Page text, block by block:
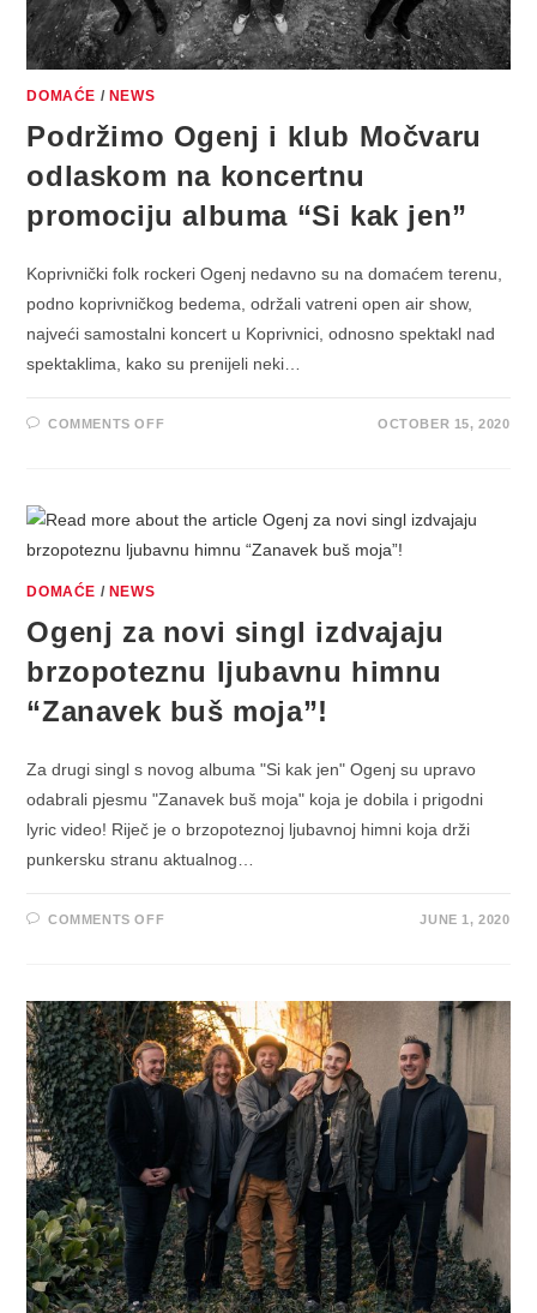
DOMAĆE / NEWS
Podržimo Ogenj i klub Močvaru
odlaskom na koncertnu
promociju albuma “Si kak jen”
Koprivnički folk rockeri Ogenj nedavno su na domaćem terenu,
podno koprivničkog bedema, održali vatreni open air show,
najveći samostalni koncert u Koprivnici, odnosno spektakl nad
spektaklima, kako su prenijeli neki…
COMMENTS OFFON
ODLASKOM
NA
KONCERTNU
PROMOCIJU
JEN”
OCTOBER 15, 2020
DOMAĆE / NEWS
Ogenj za novi singl izdvajaju
brzopoteznu ljubavnu himnu
“Zanavek buš moja”!
Za drugi singl s novog albuma "Si kak jen" Ogenj su upravo
odabrali pjesmu "Zanavek buš moja" koja je dobila i prigodni
lyric video! Riječ je o brzopoteznoj ljubavnoj himni koja drži
punkersku stranu aktualnog…
COMMENTS OFFON
BRZOPOTEZNU
LJUBAVNU
HIMNU
“ZANAVEK
BUŠ
MOJA”!
JUNE 1, 2020